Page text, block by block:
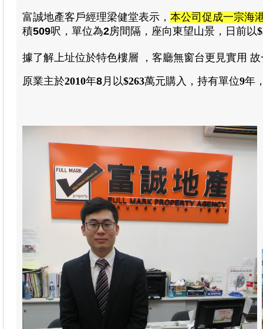
富誠地產客戶經理梁健堂表示 ， 本公司促成一宗海
積509呎， 單位為2房間隔 ， 座向東望山景 ，日前以
據了解上址位於特色樓層 ， 客廳無窗台更見實用
原業主於2010年8 月以$263萬元購入 ， 持有單位9年